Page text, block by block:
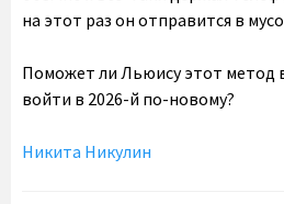
на этот раз он отправится в
Поможет ли Льюису этот метод
войти в 2026-й по-новому?
Никита Никулин